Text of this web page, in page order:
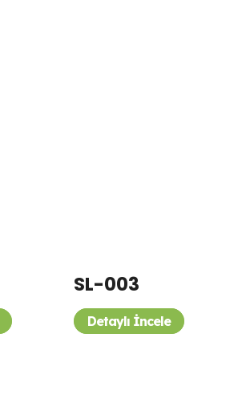
SL-003
Detaylı İncele